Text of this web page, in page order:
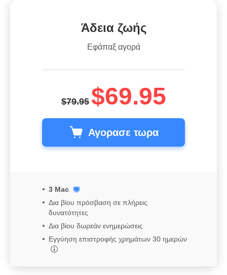
Άδεια ζωής
Εφάπαξ αγορά
$79.95 $69.95
Αγορασε τωρα
3 Mac
Δια βίου πρόσβαση σε πλήρεις
δυνατότητες
Δια βίου δωρεάν ενημερώσεις
Εγγύηση επιστροφής χρημάτων 30 ημερών